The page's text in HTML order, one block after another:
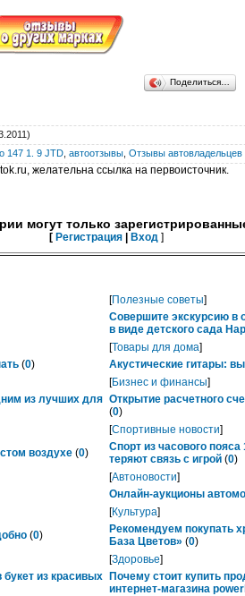
Поделиться…
147 1. 9 JTD автоотзывы Отзывы автовладельцев
желательна ссылка на первоисточник.
могут только
[ Регистрация Вход ]
[Полезные советы]
Совершите экскурсию в
в виде детского сада
(0)
[Товары для дома]
Акустические гитары:
из лучших для
[Бизнес и финансы]
Открытие расчетного
(0)
воздухе (0)
[Спортивные новости]
Спорт из часового
теряют связь с игрой (0)
[Автоновости]
Онлайн-аукционы
(0)
[Культура]
Рекомендуем покупать
База Цветов» (0)
из красивых
[Здоровье]
Почему стоит купить
интернет-магазина